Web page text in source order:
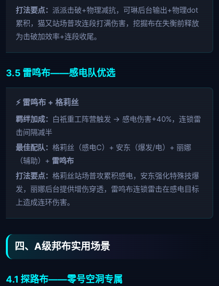
打法要点： 派派击破+物理减抗，可琳后台输出+物理dot
累积，猫又站场普攻连段打满伤害，挖掘布在失衡前释放
为击破加效率+连段收尾。
3.5 雷鸣布——感电队优选
⚡ 雷鸣布 + 格莉丝
羁绊加成： 白祇重工阵营触发 → 感电伤害+40%，连锁雷
击间隔减半
最佳配队： 格莉丝（感电C）+ 安东（爆发/电）+ 丽娜
（辅助）+ 雷鸣布
打法要点： 格莉丝站场普攻累积感电，安东强化特殊技爆
发，丽娜后台提供增伤穿透，雷鸣布连锁雷击在感电目标
上造成连环伤害。
四、A级邦布实用场景
4.1 探路布——零号空洞专属